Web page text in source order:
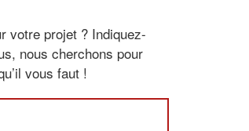
votre projet ? Indiquez-
nous cherchons pour
vous faut !